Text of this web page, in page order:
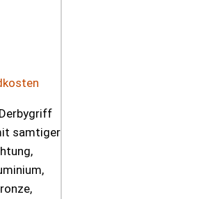
samtiger